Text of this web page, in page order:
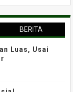
BERITA
Luas, Usai